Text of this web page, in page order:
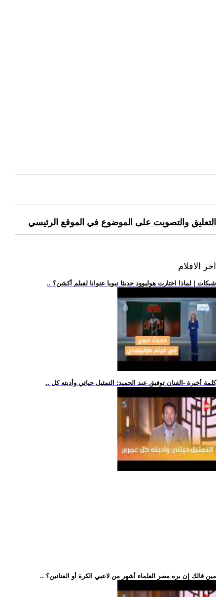
التعليق والتصويت على الموضوع في الموقع الرئيسي
اخر الافلام
.. شبكات | لماذا اختارت هوليوود حديثا نبويا عنوانا لفيلم أكشن؟
.. كلمة أخيرة -الفنان توفيق عبد الحميد: التمثيل حياتي وأديته كل
.. مين قالك إن بره مصر العلماء أشهر من لاعبي الكرة أو الفنانين؟